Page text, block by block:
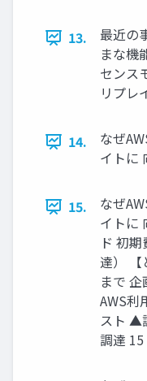
13.
最近の
まな機
センス
リプレ
14.
なぜ
イトに
15.
なぜ
イトに
ド 初
達） 【
まで
AWS利
スト ▲
調達